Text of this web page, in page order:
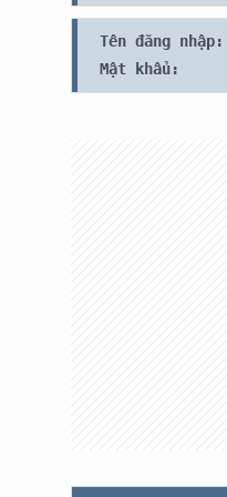
Tên đăng nhập:
Mật khẩu: